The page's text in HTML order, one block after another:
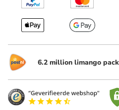
6.2 million limango